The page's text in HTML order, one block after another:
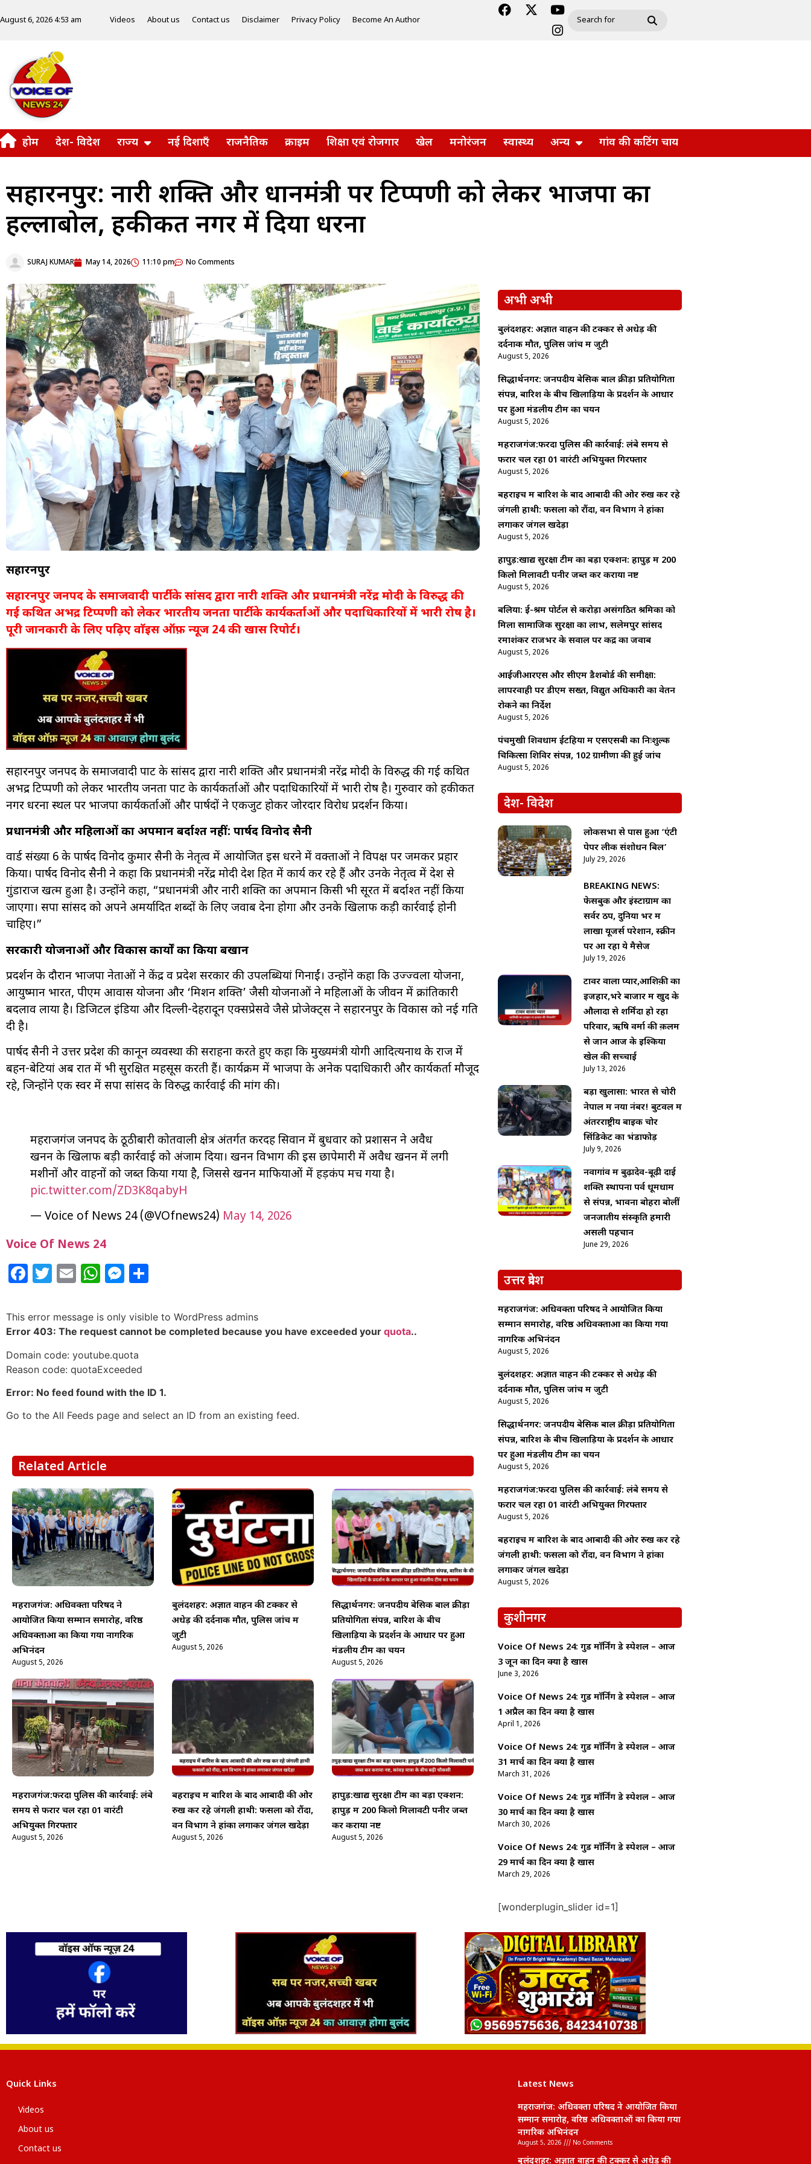
August 6, 2026 4:53 am Videos About us Contact us Disclaimer Privacy Policy Become An Author
होम देश- विदेश राज्य नई दिशाएँ राजनैतिक क्राइम शिक्षा एवं रोजगार खेल मनोरंजन स्वास्थ्य अन्य गांव की कटिंग चाय
सहारनपुर: नारी शक्ति और प्रधानमंत्री पर टिप्पणी को लेकर भाजपा का
हल्लाबोल, हकीकत नगर में दिया धरना
SURAJ KUMAR May 14, 2026 11:10 pm No Comments
सहारनपुर
सहारनपुर जनपद के समाजवादी पार्टी के सांसद द्वारा नारी शक्ति और प्रधानमंत्री नरेंद्र मोदी के विरुद्ध की
गई कथित अभद्र टिप्पणी को लेकर भारतीय जनता पार्टी के कार्यकर्ताओं और पदाधिकारियों में भारी रोष है।
पूरी जानकारी के लिए पढ़िए वाॅइस ऑफ़ न्यूज 24 की खास रिपोर्ट।
सहारनपुर जनपद के समाजवादी पार्टी के सांसद द्वारा नारी शक्ति और प्रधानमंत्री नरेंद्र मोदी के विरुद्ध की गई कथित
अभद्र टिप्पणी को लेकर भारतीय जनता पार्टी के कार्यकर्ताओं और पदाधिकारियों में भारी रोष है। गुरुवार को हकीकत
नगर धरना स्थल पर भाजपा कार्यकर्ताओं और पार्षदों ने एकजुट होकर जोरदार विरोध प्रदर्शन किया।
प्रधानमंत्री और महिलाओं का अपमान बर्दाश्त नहीं: पार्षद विनोद सैनी
वार्ड संख्या 6 के पार्षद विनोद कुमार सैनी के नेतृत्व में आयोजित इस धरने में वक्ताओं ने विपक्ष पर जमकर प्रहार
किया। पार्षद विनोद सैनी ने कहा कि प्रधानमंत्री नरेंद्र मोदी देश हित में कार्य कर रहे हैं और उनके नेतृत्व में देश से
गुंडाराज खत्म हुआ है। उन्होंने कहा, “प्रधानमंत्री और नारी शक्ति का अपमान किसी भी सूरत में बर्दाश्त नहीं किया
जाएगा। सपा सांसद को अपने अमर्यादित शब्दों के लिए जवाब देना होगा और उनके खिलाफ कड़ी कार्रवाई होनी
चाहिए।”
सरकारी योजनाओं और विकास कार्यों का किया बखान
प्रदर्शन के दौरान भाजपा नेताओं ने केंद्र व प्रदेश सरकार की उपलब्धियां गिनाईं। उन्होंने कहा कि उज्ज्वला योजना,
आयुष्मान भारत, पीएम आवास योजना और ‘मिशन शक्ति’ जैसी योजनाओं ने महिलाओं के जीवन में क्रांतिकारी
बदलाव लाया है। डिजिटल इंडिया और दिल्ली-देहरादून एक्सप्रेसवे जैसे प्रोजेक्ट्स ने सहारनपुर के विकास को नई गति
दी है।
पार्षद सैनी ने उत्तर प्रदेश की कानून व्यवस्था की सराहना करते हुए कहा कि मुख्यमंत्री योगी आदित्यनाथ के राज में
बहन-बेटियां अब रात में भी सुरक्षित महसूस करती हैं। कार्यक्रम में भाजपा के अनेक पदाधिकारी और कार्यकर्ता मौजूद
रहे, जिन्होंने एक स्वर में सपा सांसद के विरुद्ध कार्रवाई की मांग की।
महराजगंज जनपद के ठूठीबारी कोतवाली क्षेत्र अंतर्गत करदह सिवान में बुधवार को प्रशासन ने अवैध
खनन के खिलाफ बड़ी कार्रवाई को अंजाम दिया। खनन विभाग की इस छापेमारी में अवैध खनन में लगी
मशीनों और वाहनों को जब्त किया गया है, जिससे खनन माफियाओं में हड़कंप मच गया है।
pic.twitter.com/ZD3K8qabyH
— Voice of News 24 (@VOfnews24) May 14, 2026
Voice Of News 24
Facebook
Twitter
EmailWhatsApp
Messenger
This error message is only visible to WordPress admins
Error 403: The request cannot be completed because you have exceeded your quota..
Domain code: youtube.quota
Reason code: quotaExceeded
Error: No feed found with the ID 1.
Go to the All Feeds page and select an ID from an existing feed.
Related Article
महराजगंज: अधिवक्ता परिषद ने
आयोजित किया सम्मान समारोह, वरिष्ठ
अधिवक्ताओं का किया गया नागरिक
अभिनंदन
August 5, 2026
बुलंदशहर: अज्ञात वाहन की टक्कर से
अधेड़ की दर्दनाक मौत, पुलिस जांच में
जुटी
August 5, 2026
सिद्धार्थनगर: जनपदीय बेसिक बाल क्रीड़ा
प्रतियोगिता संपन्न, बारिश के बीच
खिलाड़ियों के प्रदर्शन के आधार पर हुआ
मंडलीय टीम का चयन
August 5, 2026
महराजगंज:फरेंदा पुलिस की कार्रवाई: लंबे
समय से फरार चल रहा 01 वारंटी
अभियुक्त गिरफ्तार
August 5, 2026
बहराइच में बारिश के बाद आबादी की ओर
रुख कर रहे जंगली हाथी: फसलों को रौंदा,
वन विभाग ने हांका लगाकर जंगल खदेड़ा
August 5, 2026
हापुड़:खाद्य सुरक्षा टीम का बड़ा एक्शन:
हापुड़ में 200 किलो मिलावटी पनीर जब्त
कर कराया नष्ट
August 5, 2026
अभी अभी
बुलंदशहर: अज्ञात वाहन की टक्कर से अधेड़ की
दर्दनाक मौत, पुलिस जांच में जुटी
August 5, 2026
सिद्धार्थनगर: जनपदीय बेसिक बाल क्रीड़ा प्रतियोगिता
संपन्न, बारिश के बीच खिलाड़ियों के प्रदर्शन के आधार
पर हुआ मंडलीय टीम का चयन
August 5, 2026
महराजगंज:फरेंदा पुलिस की कार्रवाई: लंबे समय से
फरार चल रहा 01 वारंटी अभियुक्त गिरफ्तार
August 5, 2026
बहराइच में बारिश के बाद आबादी की ओर रुख कर रहे
जंगली हाथी: फसलों को रौंदा, वन विभाग ने हांका
लगाकर जंगल खदेड़ा
August 5, 2026
हापुड़:खाद्य सुरक्षा टीम का बड़ा एक्शन: हापुड़ में 200
किलो मिलावटी पनीर जब्त कर कराया नष्ट
August 5, 2026
बलिया: ई-श्रम पोर्टल से करोड़ों असंगठित श्रमिकों को
मिला सामाजिक सुरक्षा का लाभ, सलेमपुर सांसद
रमाशंकर राजभर के सवाल पर केंद्र का जवाब
August 5, 2026
आईजीआरएस और सीएम डैशबोर्ड की समीक्षा:
लापरवाही पर डीएम सख्त, विद्युत अधिकारी का वेतन
रोकने का निर्देश
August 5, 2026
पंचमुखी शिवधाम ईटहिया में एसएसबी का निःशुल्क
चिकित्सा शिविर संपन्न, 102 ग्रामीणों की हुई जांच
August 5, 2026
देश- विदेश
लोकसभा से पास हुआ ‘एंटी
पेपर लीक संशोधन बिल’
July 29, 2026
BREAKING NEWS:
फेसबुक और इंस्टाग्राम का
सर्वर ठप, दुनिया भर में
लाखों यूजर्स परेशान, स्क्रीन
पर आ रहा ये मैसेज
July 19, 2026
टावर वाला प्यार,आशिक़ी का
इजहार,भरे बाजार में खुद के
औलादों से शर्मिंदा हो रहा
परिवार, ऋषि वर्मा की क़लम
से जानें आज के इश्किया
खेल की सच्चाई
July 13, 2026
बड़ा खुलासा: भारत से चोरी
नेपाल में नया नंबर! बुटवल में
अंतरराष्ट्रीय बाइक चोर
सिंडिकेट का भंडाफोड़
July 9, 2026
नवागांव में बुढ़ादेव-बूढ़ी दाई
शक्ति स्थापना पर्व धूमधाम
से संपन्न, भावना बोहरा बोलीं
जनजातीय संस्कृति हमारी
असली पहचान
June 29, 2026
उत्तर प्रदेश
महराजगंज: अधिवक्ता परिषद ने आयोजित किया
सम्मान समारोह, वरिष्ठ अधिवक्ताओं का किया गया
नागरिक अभिनंदन
August 5, 2026
बुलंदशहर: अज्ञात वाहन की टक्कर से अधेड़ की
दर्दनाक मौत, पुलिस जांच में जुटी
August 5, 2026
सिद्धार्थनगर: जनपदीय बेसिक बाल क्रीड़ा प्रतियोगिता
संपन्न, बारिश के बीच खिलाड़ियों के प्रदर्शन के आधार
पर हुआ मंडलीय टीम का चयन
August 5, 2026
महराजगंज:फरेंदा पुलिस की कार्रवाई: लंबे समय से
फरार चल रहा 01 वारंटी अभियुक्त गिरफ्तार
August 5, 2026
बहराइच में बारिश के बाद आबादी की ओर रुख कर रहे
जंगली हाथी: फसलों को रौंदा, वन विभाग ने हांका
लगाकर जंगल खदेड़ा
August 5, 2026
कुशीनगर
Voice Of News 24: गुड माॅर्निंग डे स्पेशल – आज
3 जून का दिन क्यों है खास
June 3, 2026
Voice Of News 24: गुड माॅर्निंग डे स्पेशल – आज
1 अप्रैल का दिन क्यों है खास
April 1, 2026
Voice Of News 24: गुड माॅर्निंग डे स्पेशल – आज
31 मार्च का दिन क्यों है खास
March 31, 2026
Voice Of News 24: गुड माॅर्निंग डे स्पेशल – आज
30 मार्च का दिन क्यों है खास
March 30, 2026
Voice Of News 24: गुड माॅर्निंग डे स्पेशल – आज
29 मार्च का दिन क्यों है खास
March 29, 2026
[wonderplugin_slider id=1]
Quick Links
Videos
About us
Contact us
Latest News
महराजगंज: अधिवक्ता परिषद ने आयोजित किया
सम्मान समारोह, वरिष्ठ अधिवक्ताओं का किया गया
नागरिक अभिनंदन
August 5, 2026 No Comments
बुलंदशहर: अज्ञात वाहन की टक्कर से अधेड़ की